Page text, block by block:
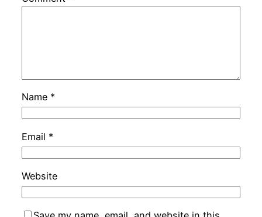
Name *
Email *
Website